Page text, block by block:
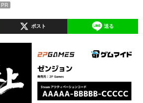
PR
ポスト 送る